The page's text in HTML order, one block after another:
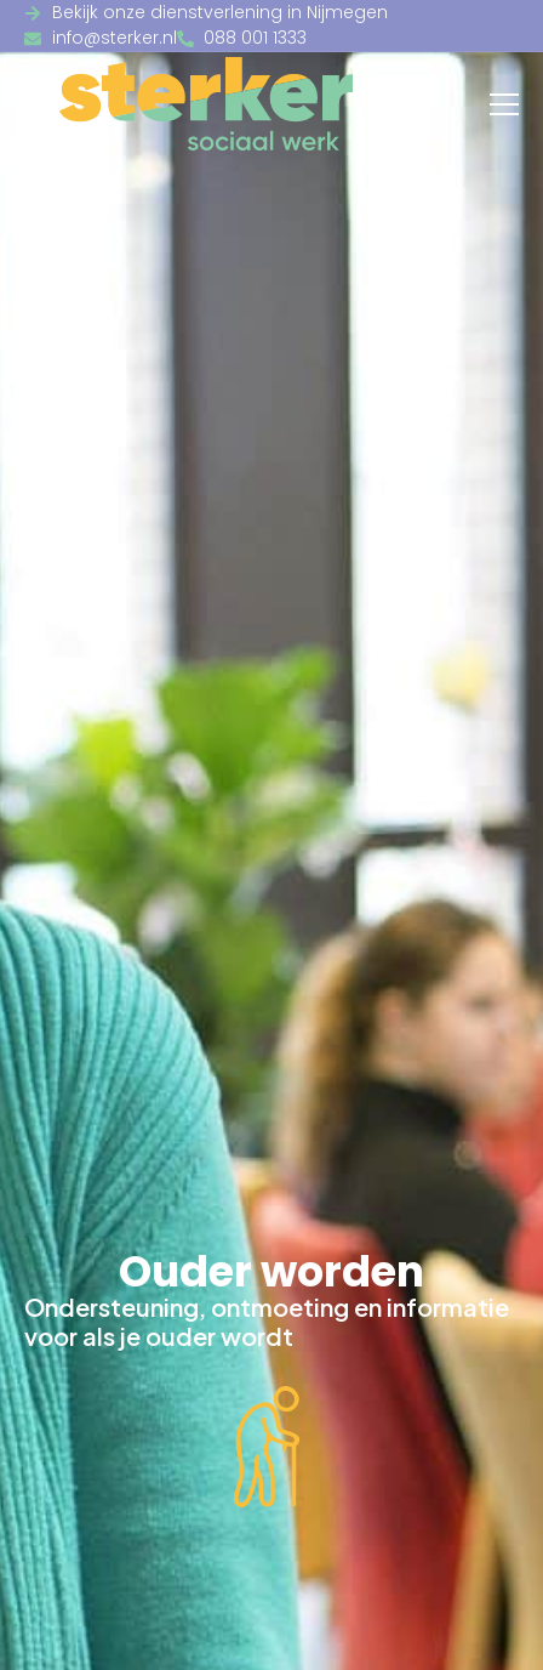
Bekijk onze dienstverlening in Nijmegen
info@sterker.nl
088 001 1333
Ouder worden
Ondersteuning, ontmoeting en informatie
voor als je ouder wordt